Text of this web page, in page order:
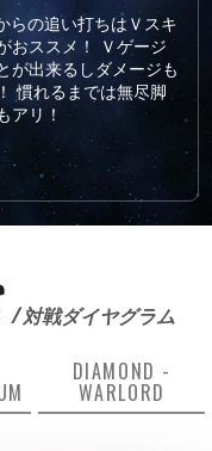
らの追い打ちはＶスキ
おススメ！ Ｖゲージ
が出来るしダメージも
慣れるまでは無尽脚
アリ！
/ 対戦ダイヤグラム
DIAMOND -
WARLORD